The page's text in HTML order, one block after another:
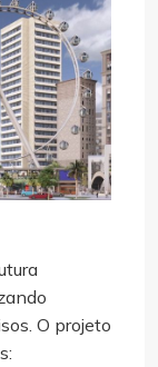
O projeto